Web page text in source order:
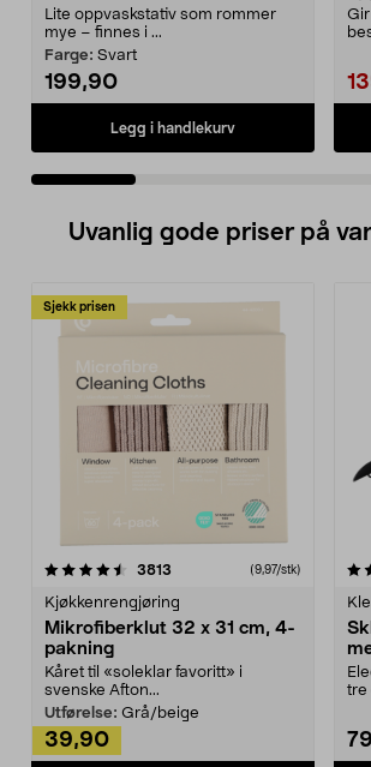
Lite oppvaskstativ som rommer
mye – finnes i ...
Farge: Svart
199,90
Legg i handlekurv
Uvanlig gode priser på
Sjekk prisen
3813 anmeldelser(9,97/stk)
Kjøkkenrengjøring
Mikrofiberklut 32 x 31 cm, 4-
pakning
Kåret til «soleklar favoritt» i
svenske Afton...
Utførelse: Grå/beige
39,90
4.5av 5 stjerner
tre